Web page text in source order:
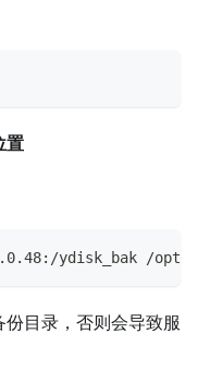
置
ydisk_bak /opt/
目录，否则会导致服